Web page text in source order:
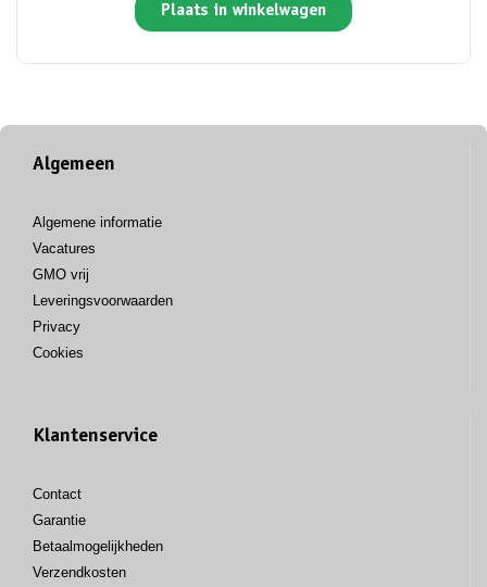
Plaats in winkelwagen
Algemeen
Algemene informatie
Vacatures
GMO vrij
Leveringsvoorwaarden
Privacy
Cookies
Klantenservice
Contact
Garantie
Betaalmogelijkheden
Verzendkosten